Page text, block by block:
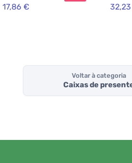
17,86 €
Voltar à categoria
Caixas de